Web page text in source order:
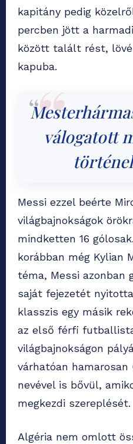
kapitány pedig
percben jött a
között talált rést,
kapuba.
válogatott
Messi ezzel beérte
világbajnokságok
mindketten 16
korábban még Kylian
téma, Messi azonban
saját fejezetét
klasszis egy másik
az első férfi
világbajnokságon
várhatóan hamarosan
nevével is bővül,
megkezdi szereplését.
Algéria nem omlott